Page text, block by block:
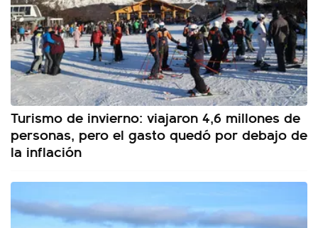
Turismo de invierno: viajaron 4,6 millones de
personas, pero el gasto quedó por debajo de
la inflación